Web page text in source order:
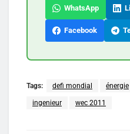
WhatsApp
Facebook
Tags: defi mondial énergie
ingenieur wec 2011